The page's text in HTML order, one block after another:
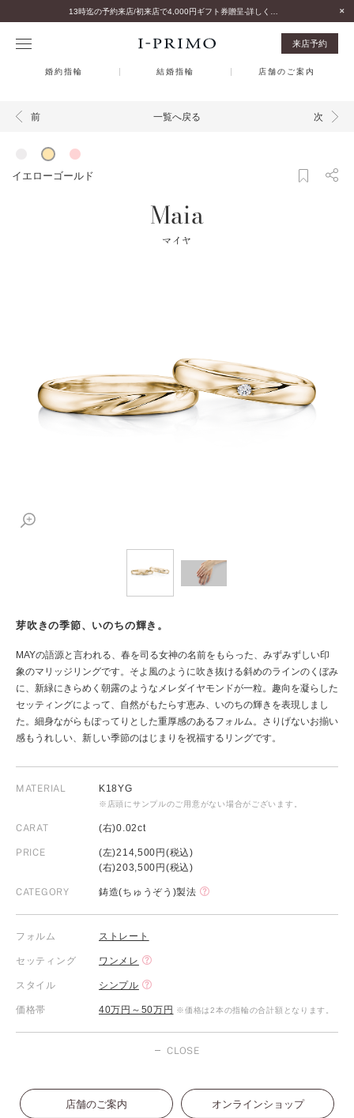
来店予約
婚約指輪 結婚指輪 店舗のご案内
前 一覧へ戻る 次
イエローゴールド
Maia
マイヤ
芽吹きの季節、いのちの輝き。
MAYの語源と言われる、春を司る女神の名前をもらった、みずみずしい印
象のマリッジリングです。そよ風のように吹き抜ける斜めのラインのくぼみ
に、新緑にきらめく朝露のようなメレダイヤモンドが一粒。趣向を凝らした
セッティングによって、自然がもたらす恵み、いのちの輝きを表現しまし
た。細身ながらもぽってりとした重厚感のあるフォルム。さりげないお揃い
感もうれしい、新しい季節のはじまりを祝福するリングです。
MATERIAL K18YG
※店頭にサンプルのご用意がない場合がございます。
CARAT (右)0.02ct
PRICE
(左)214,500円(税込)
(右)203,500円(税込)
CATEGORY 鋳造(ちゅうぞう)製法
フォルム ストレート
セッティング ワンメレ
スタイル シンプル
価格帯 40万円～50万円 ※価格は2本の指輪の合計額となります。
CLOSE
店舗のご案内 オンラインショップ